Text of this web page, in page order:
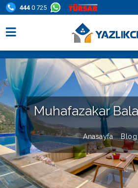
444 0 725
Villa Seçenekleri
Bölgeler
Fırsatlar
Bilgi Sayfaları
Blog
İletişim
Muhafazakar
Anasayfa Blog